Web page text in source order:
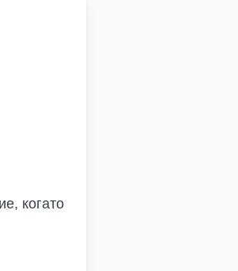
когато